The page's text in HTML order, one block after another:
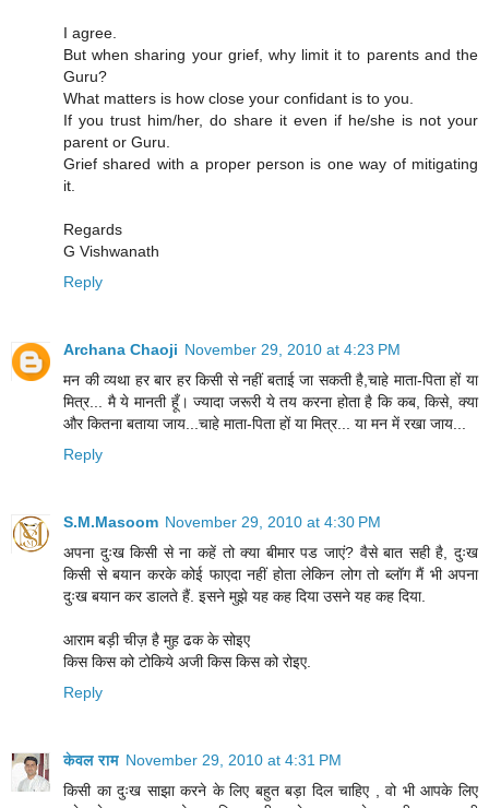
I agree.
But when sharing your grief, why limit it to parents and the
Guru?
What matters is how close your confidant is to you.
If you trust him/her, do share it even if he/she is not your
parent or Guru.
Grief shared with a proper person is one way of mitigating
it.
Regards
G Vishwanath
Reply
Archana Chaoji November 29, 2010 at 4:23 PM
मन की व्यथा हर बार हर किसी से नहीं बताई जा सकती है,चाहे माता-पिता हों या
मित्र... मै ये मानती हूँ। ज्यादा जरूरी ये तय करना होता है कि कब, किसे, क्या
और कितना बताया जाय...चाहे माता-पिता हों या मित्र... या मन में रखा जाय...
Reply
S.M.Masoom November 29, 2010 at 4:30 PM
अपना दुःख किसी से ना कहें तो क्या बीमार पड जाएं? वैसे बात सही है, दुःख
किसी से बयान करके कोई फाएदा नहीं होता लेकिन लोग तो ब्लॉग मैं भी अपना
दुःख बयान कर डालते हैं. इसने मुझे यह कह दिया उसने यह कह दिया.
आराम बड़ी चीज़ है मुह ढक के सोइए
किस किस को टोकिये अजी किस किस को रोइए.
Reply
केवल राम November 29, 2010 at 4:31 PM
किसी का दुःख साझा करने के लिए बहुत बड़ा दिल चाहिए , वो भी आपके लिए